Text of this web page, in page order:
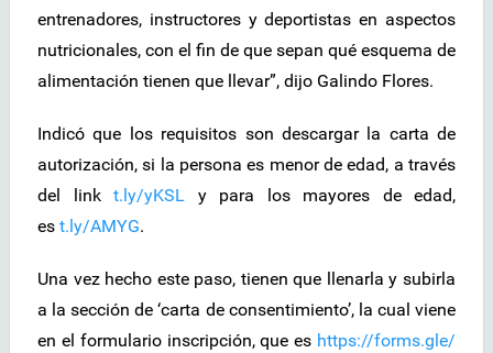
entrenadores, instructores y deportistas en aspectos
nutricionales, con el fin de que sepan qué esquema de
alimentación tienen que llevar”, dijo Galindo Flores.
Indicó que los requisitos son descargar la carta de
autorización, si la persona es menor de edad, a través
del link t.ly/yKSL y para los mayores de edad,
es t.ly/AMYG.
Una vez hecho este paso, tienen que llenarla y subirla
a la sección de ‘carta de consentimiento’, la cual viene
en el formulario inscripción, que es https://forms.gle/